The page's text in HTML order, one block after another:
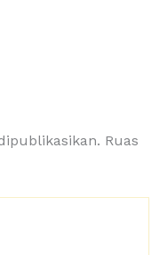
Ruas